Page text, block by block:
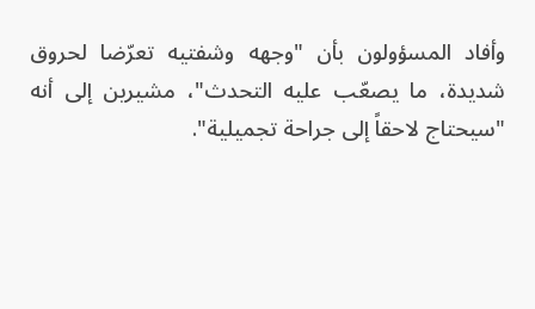
وأفاد المسؤولون بأن "وجهه وشفتيه تعرّضا لحروق
شديدة، ما يصعّب عليه التحدث"، مشيرين إلى أنه
"سيحتاج لاحقاً إلى جراحة تجميلية".